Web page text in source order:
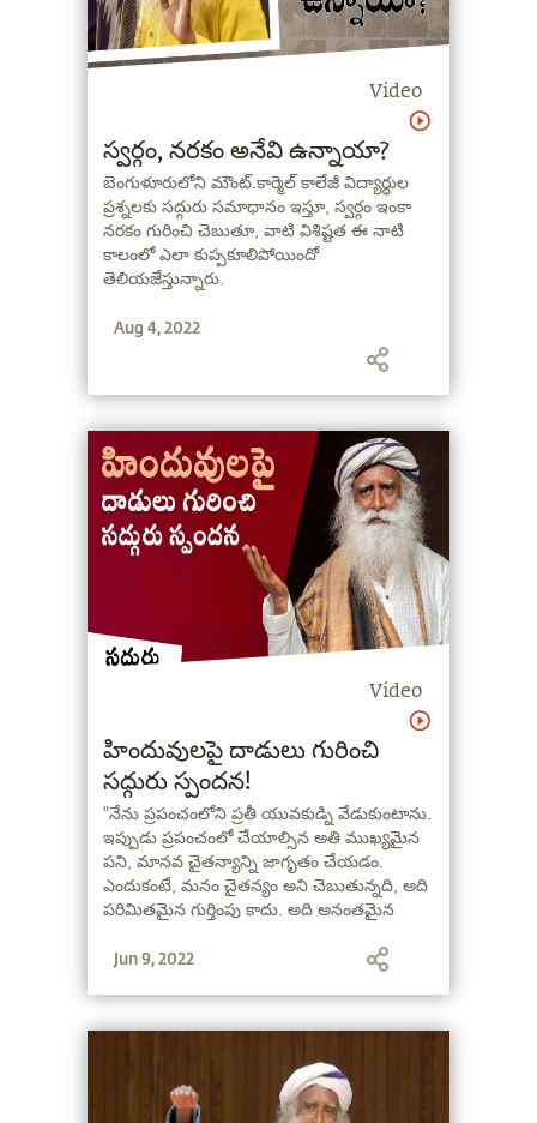
Video
స్వర్గం, నరకం అనేవి ఉన్నాయా?
బెంగుళూరులోని మౌంట్.కార్మెల్ కాలేజీ విద్యార్ధుల
ప్రశ్నలకు సద్గురు సమాధానం ఇస్తూ, స్వర్గం ఇంకా
నరకం గురించి చెబుతూ, వాటి విశిష్టత ఈ నాటి
కాలంలో ఎలా కుప్పకూలిపోయిందో
తెలియజేస్తున్నారు.
Aug 4, 2022
Video
హిందువులపై దాడులు గురించి
సద్గురు స్పందన!
"నేను ప్రపంచంలోని ప్రతీ యువకుడ్ని వేడుకుంటాను.
ఇప్పుడు ప్రపంచంలో చేయాల్సిన అతి ముఖ్యమైన
పని, మానవ చైతన్యాన్ని జాగృతం చేయడం.
ఎందుకంటే, మనం చైతన్యం అని చెబుతున్నది, అది
పరిమితమైన గుర్తింపు కాదు. అది అనంతమైన
సన్నద్దులయ్యే కొద్దీ, మరింత శక్తివంతులయ్యే కొద్దీ,
Jun 9, 2022